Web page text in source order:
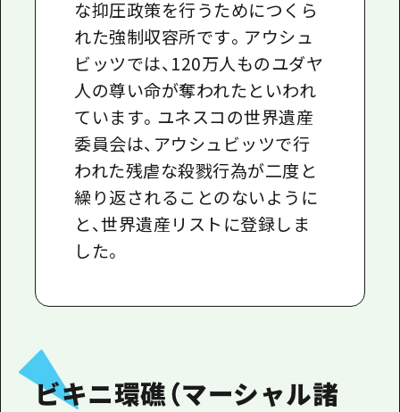
な抑圧政策を行うためにつくら
れた強制収容所です。アウシュ
ビッツでは、120万人ものユダヤ
人の尊い命が奪われたといわれ
ています。ユネスコの世界遺産
委員会は、アウシュビッツで行
われた残虐な殺戮行為が二度と
繰り返されることのないように
と、世界遺産リストに登録しま
した。
ビキニ環礁（マーシャル諸